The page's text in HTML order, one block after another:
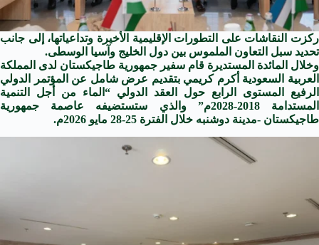
ركزت النقاشات على التطورات الإقليمية الأخيرة وتداعياتها، إلى جانب
تحديد سبل التعاون الملموس بين دول الخليج وآسيا الوسطى.
وخلال المائدة المستديرة قام سفير جمهورية طاجيكستان لدى المملكة
العربية السعودية أكرم كريمي بتقديم عرض شامل عن المؤتمر الدولي
الرفيع المستوى الرابع حول العقد الدولي “الماء من أجل التنمية
المستدامة 2018-2028م” والذي ستستضيفه عاصمة جمهورية
طاجيكستان -مدينة دوشنبه خلال الفترة 25-28 مايو 2026م.